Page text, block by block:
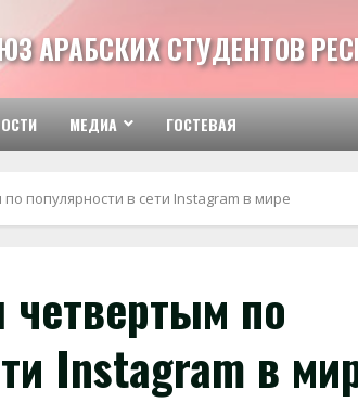
АРАБСКИХ СТУДЕНТОВ
МЕДИА ГОСТЕВАЯ
популярности в сети Instagram в мире
четвертым по
Instagram в